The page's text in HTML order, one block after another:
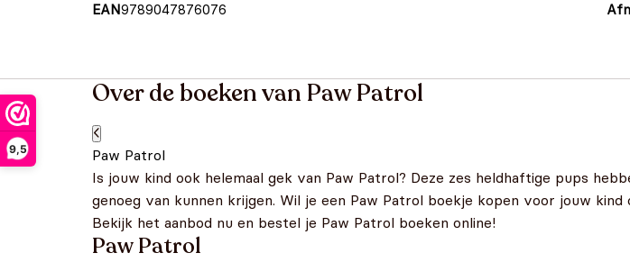
9,5
EAN9789047876076
Over de boeken van Paw Patrol
Paw Patrol
Is jouw kind ook helemaal gek van Paw Patrol? Deze zes heldhaftige pups
genoeg van kunnen krijgen. Wil je een Paw Patrol boekje kopen voor jouw
Bekijk het aanbod nu en bestel je Paw Patrol boeken online!
Paw Patrol